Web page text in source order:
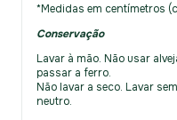
*Medidas em centímetros
Conservação
Lavar à mão. Não usar
passar a ferro.
Não lavar a seco. Lavar
neutro.